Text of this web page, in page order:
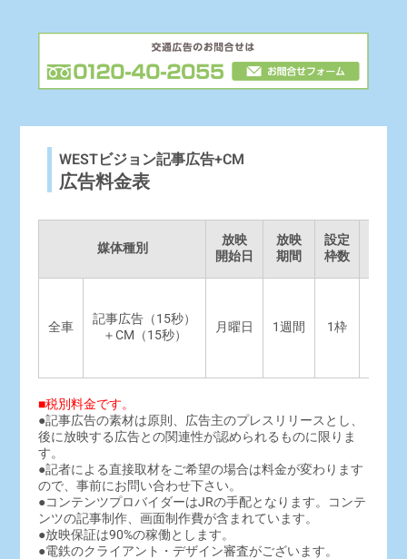
WESTビジョン記事広告+CM
広告料金表
媒体種別
放映
開始日
放映
期間
設定
枠数
全車
記事広告（15秒）
＋CM（15秒）
月曜日 1週間 1枠
■税別料金です。
●記事広告の素材は原則、広告主のプレスリリースとし、
後に放映する広告との関連性が認められるものに限りま
す。
●記者による直接取材をご希望の場合は料金が変わります
ので、事前にお問い合わせ下さい。
●コンテンツプロバイダーはJRの手配となります。コンテ
ンツの記事制作、画面制作費が含まれています。
●放映保証は90%の稼働とします。
●電鉄のクライアント・デザイン審査がございます。